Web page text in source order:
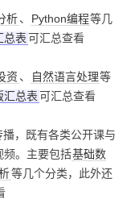
析、 Python编程等几
总表可汇总查看
资 、 自然语言处理等
汇总表可汇总查看
，既有各类公开课与
频。主要包括基础数
等几个分类，此外还